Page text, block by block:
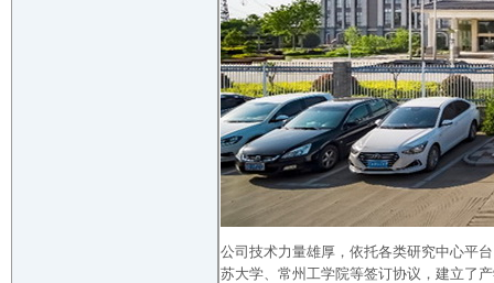
公司技术力量雄厚，依托各类研究中心平
苏大学、常州工学院等签订协议，建立了